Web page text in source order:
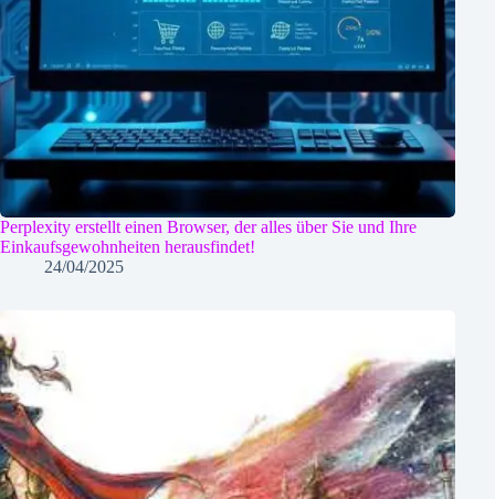
Perplexity erstellt einen Browser, der alles über Sie und Ihre
Einkaufsgewohnheiten herausfindet!
24/04/2025